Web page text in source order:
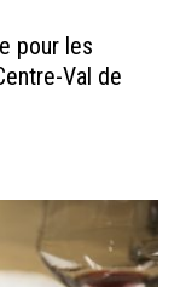
pour les
Val de